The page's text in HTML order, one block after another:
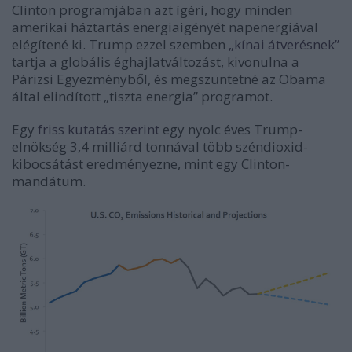
Clinton programjában azt ígéri, hogy minden
amerikai háztartás energiaigényét napenergiával
elégítené ki. Trump ezzel szemben „kínai átverésnek”
tartja a globális éghajlatváltozást, kivonulna a
Párizsi Egyezményből, és megszüntetné az Obama
által elindított „tiszta energia” programot.
Egy friss kutatás szerint egy nyolc éves Trump-
elnökség 3,4 milliárd tonnával több széndioxid-
kibocsátást eredményezne, mint egy Clinton-
mandátum.